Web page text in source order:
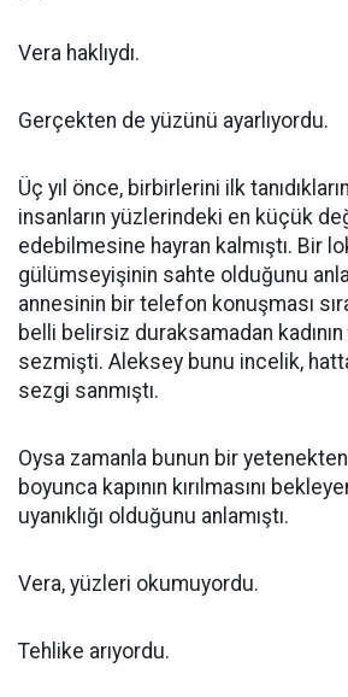
Vera haklıydı.
Gerçekten de yüzünü ayarlıyordu.
Üç yıl önce, birbirlerini ilk
insanların yüzlerindeki en küçük
edebilmesine hayran kalmıştı. Bir
gülümseyişinin sahte olduğunu
annesinin bir telefon konuşması
belli belirsiz duraksamadan
sezmişti. Aleksey bunu incelik,
sezgi sanmıştı.
Oysa zamanla bunun bir
boyunca kapının kırılmasını
uyanıklığı olduğunu anlamıştı.
Vera, yüzleri okumuyordu.
Tehlike arıyordu.